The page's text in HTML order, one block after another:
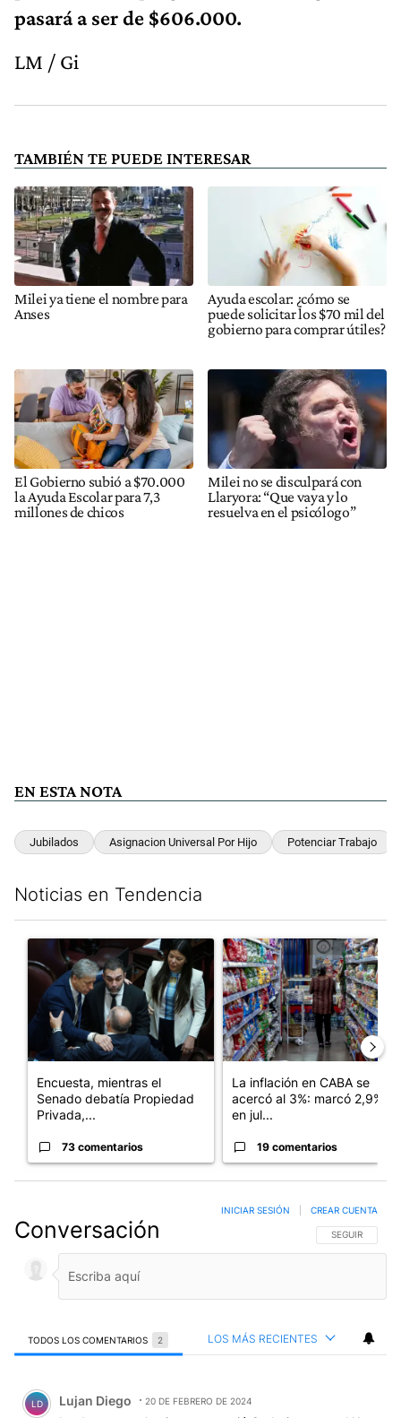
pasará a ser de $606.000.
LM / Gi
TAMBIÉN TE PUEDE INTERESAR
Milei ya tiene el nombre para
Anses
Ayuda escolar: ¿cómo se
puede solicitar los $70 mil del
gobierno para comprar útiles?
El Gobierno subió a $70.000
la Ayuda Escolar para 7,3
millones de chicos
Milei no se disculpará con
Llaryora: “Que vaya y lo
resuelva en el psicólogo”
EN ESTA NOTA
Jubilados Asignacion Universal Por Hijo Potenciar Trabajo
Noticias en Tendencia
Un artículo de tendencia con el título "Encuesta, mientras el
Encuesta, mientras el
Senado debatía Propiedad
Privada,...
73 comentarios
Un artículo de tendencia con
La inflación en CABA se
acercó al 3%: marcó 2,9%
en jul...
19 comentarios
Conversación SIGA ESTA
SEGUIR
INICIAR SESIÓN CREAR CUENTA
TODOS LOS COMENTARIOS 2 LOS MÁS RECIENTES
Comentario de Lujan Diego.
LD Lujan Diego 20 DE FEBRERO DE 2024